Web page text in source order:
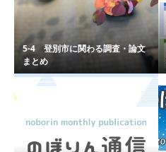
5-4 登別市に関わる調査・論文
まとめ